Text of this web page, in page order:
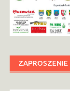
ZAPROSZENIE